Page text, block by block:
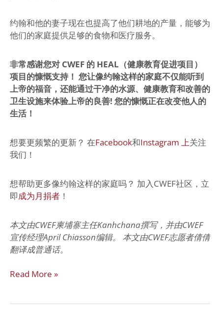
约翰和他的妻子现在也提高了他们耕地的产量，能够为
他们的家庭提供足够的食物和医疗服务。
非常感谢您对 CWEF 的 HEAL（健康教育促进项目）
项目的慷慨支持！ 您让像约翰这样的家庭不仅能听到
上帝的福音，还能通过干净的水源、健康教育和改善的
卫生设施来体验上帝的良善! 您的慷慨正在改变他人的
生活！
想要更频繁的更新？ 在Facebook和Instagram 上关注
我们！
想帮助更多像约翰这样的家庭吗？ 加入CWEF社区，立
即成为月捐者 ！
本文由CWEF柬埔寨主任Kanhchana撰写，并由CWEF
宣传经理April Chiasson编辑。 本文由CWEF志愿者倩倩
翻译成普通话。
Read More »